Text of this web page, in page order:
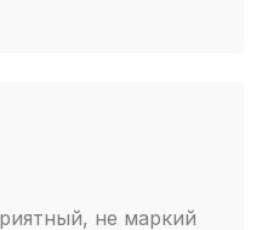
не маркий